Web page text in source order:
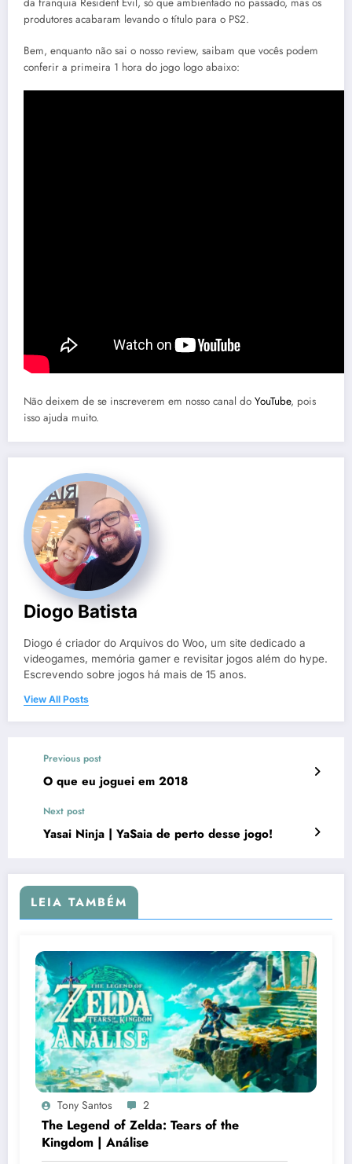
produtores acabaram levando o título para o PS2.
Bem, enquanto não sai o nosso review, saibam que vocês podem
conferir a primeira 1 hora do jogo logo abaixo:
Não deixem de se inscreverem em nosso canal do YouTube, pois
isso ajuda muito.
Diogo Batista
Diogo é criador do Arquivos do Woo, um site dedicado a
videogames, memória gamer e revisitar jogos além do hype.
Escrevendo sobre jogos há mais de 15 anos.
View All Posts
Previous post
O que eu joguei em 2018
Next post
Yasai Ninja | YaSaia de perto desse jogo!
LEIA TAMBÉM
Tony Santos 2
The Legend of Zelda: Tears of the
Kingdom | Análise